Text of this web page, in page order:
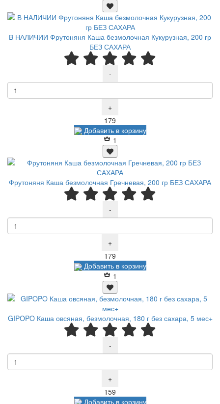
В НАЛИЧИИ Фрутоняня Каша безмолочная Кукурузная, 200 гр
БЕЗ САХАРА
-
+
179
Добавить в корзину
1
Фрутоняня Каша безмолочная Гречневая, 200 гр БЕЗ САХАРА
-
+
179
Добавить в корзину
1
GIPOPO Каша овсяная, безмолочная, 180 г без сахара, 5 мес+
-
+
159
Добавить в корзину